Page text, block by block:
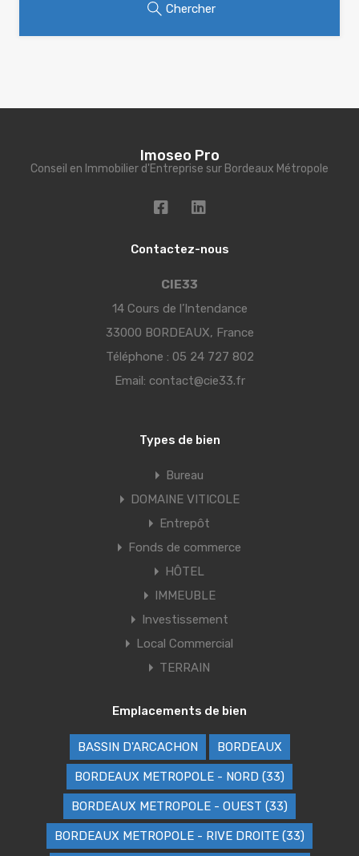
Chercher
Imoseo Pro
Conseil en Immobilier d'Entreprise sur Bordeaux Métropole
Contactez-nous
CIE33
14 Cours de l’Intendance
33000 BORDEAUX, France
Téléphone : 05 24 727 802
Email: contact@cie33.fr
Types de bien
Bureau
DOMAINE VITICOLE
Entrepôt
Fonds de commerce
HÔTEL
IMMEUBLE
Investissement
Local Commercial
TERRAIN
Emplacements de bien
BASSIN D'ARCACHON BORDEAUX
BORDEAUX METROPOLE - NORD (33)
BORDEAUX METROPOLE - OUEST (33)
BORDEAUX METROPOLE - RIVE DROITE (33)